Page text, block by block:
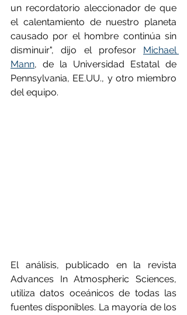
un recordatorio aleccionador de que
el calentamiento de nuestro planeta
causado por el hombre continúa sin
disminuir", dijo el profesor Michael
Mann, de la Universidad Estatal de
Pennsylvania, EE.UU., y otro miembro
del equipo.
El análisis, publicado en la revista
Advances In Atmospheric Sciences,
utiliza datos oceánicos de todas las
fuentes disponibles. La mayoría de los